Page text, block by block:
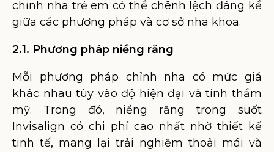
chỉnh nha trẻ em có thể chênh lệch đáng kể
giữa các phương pháp và cơ sở nha khoa.
2.1. Phương pháp niềng răng
Mỗi phương pháp chỉnh nha có mức giá
khác nhau tùy vào độ hiện đại và tính thẩm
mỹ. Trong đó, niềng răng trong suốt
Invisalign có chi phí cao nhất nhờ thiết kế
tinh tế, mang lại trải nghiệm thoải mái và